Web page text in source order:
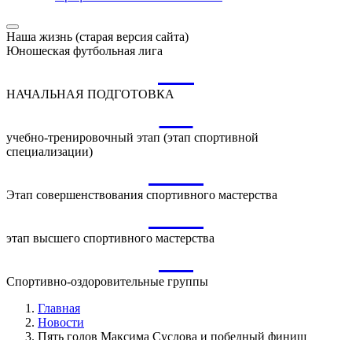
Наша жизнь (старая версия сайта)
Юношеская футбольная лига
НАЧАЛЬНАЯ ПОДГОТОВКА
учебно-тренировочный этап (этап спортивной
специализации)
Этап совершенствования спортивного мастерства
этап высшего спортивного мастерства
Спортивно-оздоровительные группы
Главная
Новости
Пять голов Максима Суслова и победный финиш